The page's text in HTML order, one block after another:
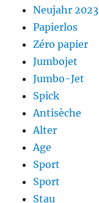
Neujahr 2023
Papierlos
Zéro papier
Jumbojet
Jumbo-Jet
Spick
Antisèche
Alter
Age
Sport
Sport
Stau